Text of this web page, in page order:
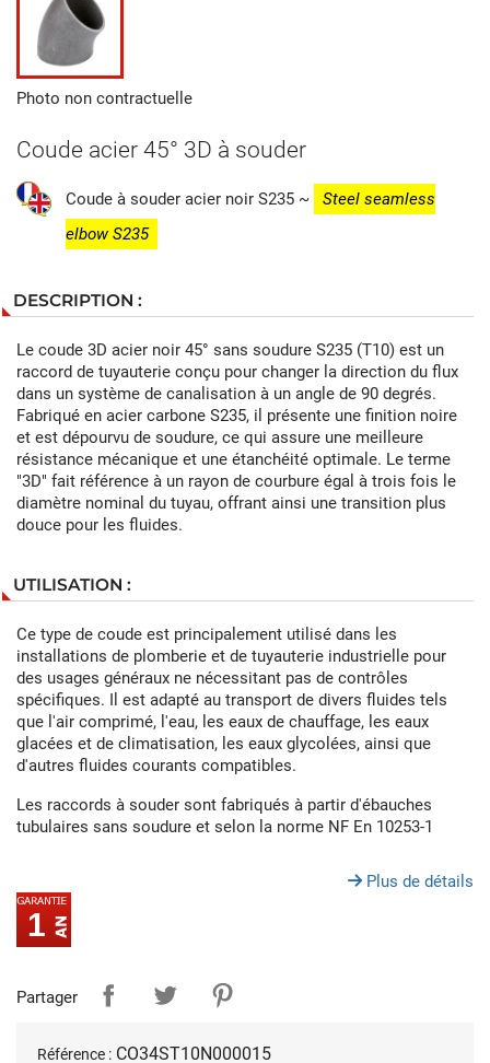
Photo non contractuelle
Coude acier 45° 3D à souder
Coude à souder acier noir S235 ~
Steel seamless
elbow S235
DESCRIPTION :
Le coude 3D acier noir 45° sans soudure S235 (T10) est un
raccord de tuyauterie conçu pour changer la direction du flux
dans un système de canalisation à un angle de 90 degrés.
Fabriqué en acier carbone S235, il présente une finition noire
et est dépourvu de soudure, ce qui assure une meilleure
résistance mécanique et une étanchéité optimale. Le terme
"3D" fait référence à un rayon de courbure égal à trois fois le
diamètre nominal du tuyau, offrant ainsi une transition plus
douce pour les fluides.
UTILISATION :
Ce type de coude est principalement utilisé dans les
installations de plomberie et de tuyauterie industrielle pour
des usages généraux ne nécessitant pas de contrôles
spécifiques. Il est adapté au transport de divers fluides tels
que l'air comprimé, l'eau, les eaux de chauffage, les eaux
glacées et de climatisation, les eaux glycolées, ainsi que
d'autres fluides courants compatibles.
Les raccords à souder sont fabriqués à partir d'ébauches
tubulaires sans soudure et selon la norme NF En 10253-1
Plus de détails
1
Partager
Référence : CO34ST10N000015